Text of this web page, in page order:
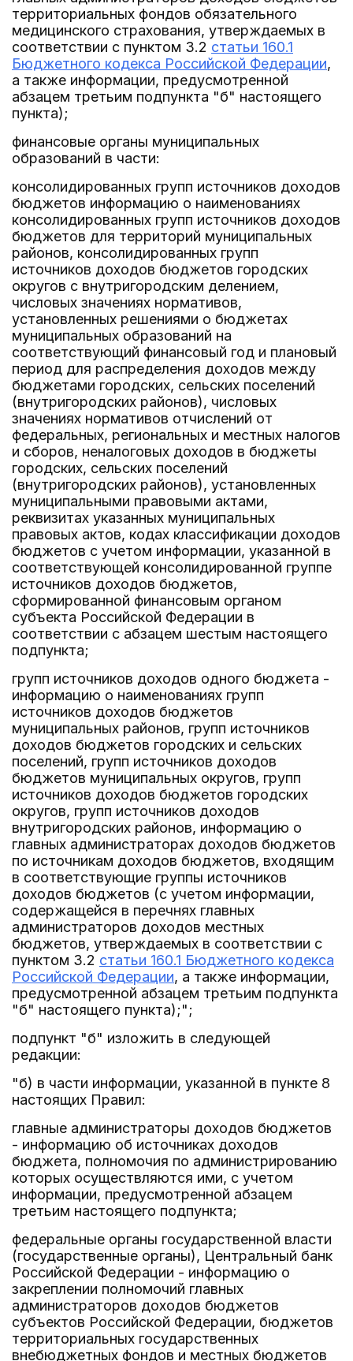
территориальных фондов обязательного
медицинского страхования, утверждаемых в
соответствии с пунктом 3.2 статьи 160.1
Бюджетного кодекса Российской Федерации,
а также информации, предусмотренной
абзацем третьим подпункта "б" настоящего
пункта);
финансовые органы муниципальных
образований в части:
консолидированных групп источников доходов
бюджетов информацию о наименованиях
консолидированных групп источников доходов
бюджетов для территорий муниципальных
районов, консолидированных групп
источников доходов бюджетов городских
округов с внутригородским делением,
числовых значениях нормативов,
установленных решениями о бюджетах
муниципальных образований на
соответствующий финансовый год и плановый
период для распределения доходов между
бюджетами городских, сельских поселений
(внутригородских районов), числовых
значениях нормативов отчислений от
федеральных, региональных и местных налогов
и сборов, неналоговых доходов в бюджеты
городских, сельских поселений
(внутригородских районов), установленных
муниципальными правовыми актами,
реквизитах указанных муниципальных
правовых актов, кодах классификации доходов
бюджетов с учетом информации, указанной в
соответствующей консолидированной группе
источников доходов бюджетов,
сформированной финансовым органом
субъекта Российской Федерации в
соответствии с абзацем шестым настоящего
подпункта;
групп источников доходов одного бюджета -
информацию о наименованиях групп
источников доходов бюджетов
муниципальных районов, групп источников
доходов бюджетов городских и сельских
поселений, групп источников доходов
бюджетов муниципальных округов, групп
источников доходов бюджетов городских
округов, групп источников доходов
внутригородских районов, информацию о
главных администраторах доходов бюджетов
по источникам доходов бюджетов, входящим
в соответствующие группы источников
доходов бюджетов (с учетом информации,
содержащейся в перечнях главных
администраторов доходов местных
бюджетов, утверждаемых в соответствии с
пунктом 3.2 статьи 160.1 Бюджетного кодекса
Российской Федерации, а также информации,
предусмотренной абзацем третьим подпункта
"б" настоящего пункта);";
подпункт "б" изложить в следующей
редакции:
"б) в части информации, указанной в пункте 8
настоящих Правил:
главные администраторы доходов бюджетов
- информацию об источниках доходов
бюджета, полномочия по администрированию
которых осуществляются ими, с учетом
информации, предусмотренной абзацем
третьим настоящего подпункта;
федеральные органы государственной власти
(государственные органы), Центральный банк
Российской Федерации - информацию о
закреплении полномочий главных
администраторов доходов бюджетов
субъектов Российской Федерации, бюджетов
территориальных государственных
внебюджетных фондов и местных бюджетов